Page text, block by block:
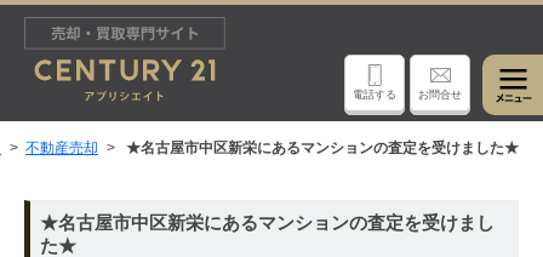
電話する お問合せ
不動産売却 ★名古屋市中区新栄にあるマンションの査定を受けました★
★名古屋市中区新栄にあるマンションの査定を受けまし
た★